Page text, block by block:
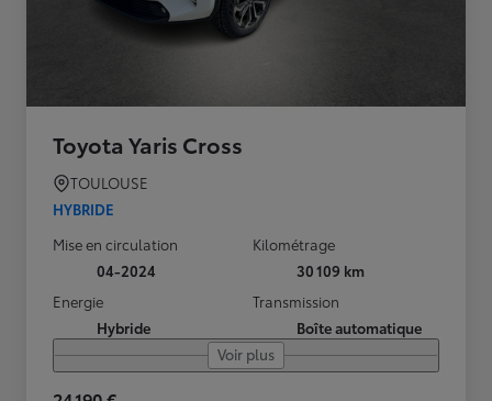
Toyota Yaris Cross
TOULOUSE
HYBRIDE
Mise en circulation
04-2024
Kilométrage
30 109 km
Energie
Hybride
Transmission
Boîte automatique
Voir plus